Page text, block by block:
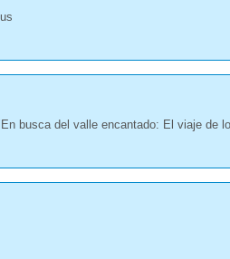
busca del valle encantado: El viaje de